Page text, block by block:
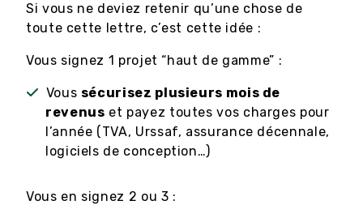
Si vous ne deviez retenir qu’une chose de
toute cette lettre, c’est cette idée :
Vous signez 1 projet “haut de gamme” :
Vous sécurisez plusieurs mois de
revenus et payez toutes vos charges pour
l’année (TVA, Urssaf, assurance décennale,
logiciels de conception…)
Vous en signez 2 ou 3 :